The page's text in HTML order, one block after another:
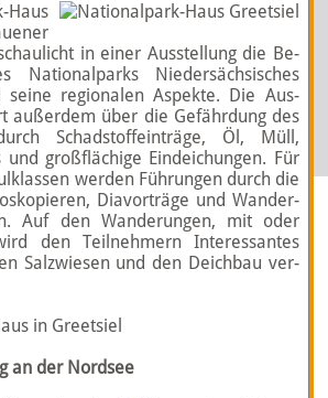
­Haus
in einer Aus­stell­ung die Be­
National­parks Nieder­sächs­isches
seine regionalen Aspekte. Die Aus­
außerdem über die Gefährd­ung des
Schad­stoff­einträge, Öl, Müll,
und großflächige Ein­deich­ungen. Für
werden Führ­ungen durch die
Dia­vorträge und Wan­der­
Auf den Wander­ungen, mit oder
den Teilnehmern Interessantes
Salz­wiesen und den Deichbau ver­
an der Nordsee